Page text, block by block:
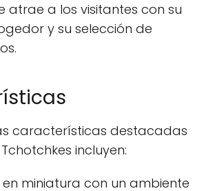
atrae a los visitantes con su
y su selección de
características destacadas
incluyen:
miniatura con un ambiente